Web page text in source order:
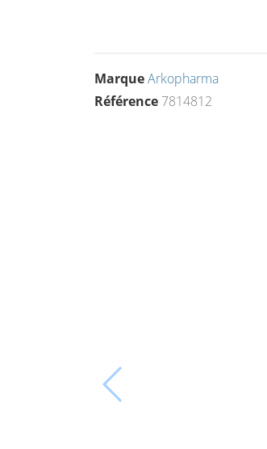
MarqueArkopharma
Référence 7814812